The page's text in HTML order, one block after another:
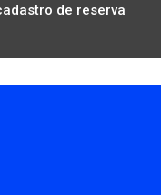
de reserva